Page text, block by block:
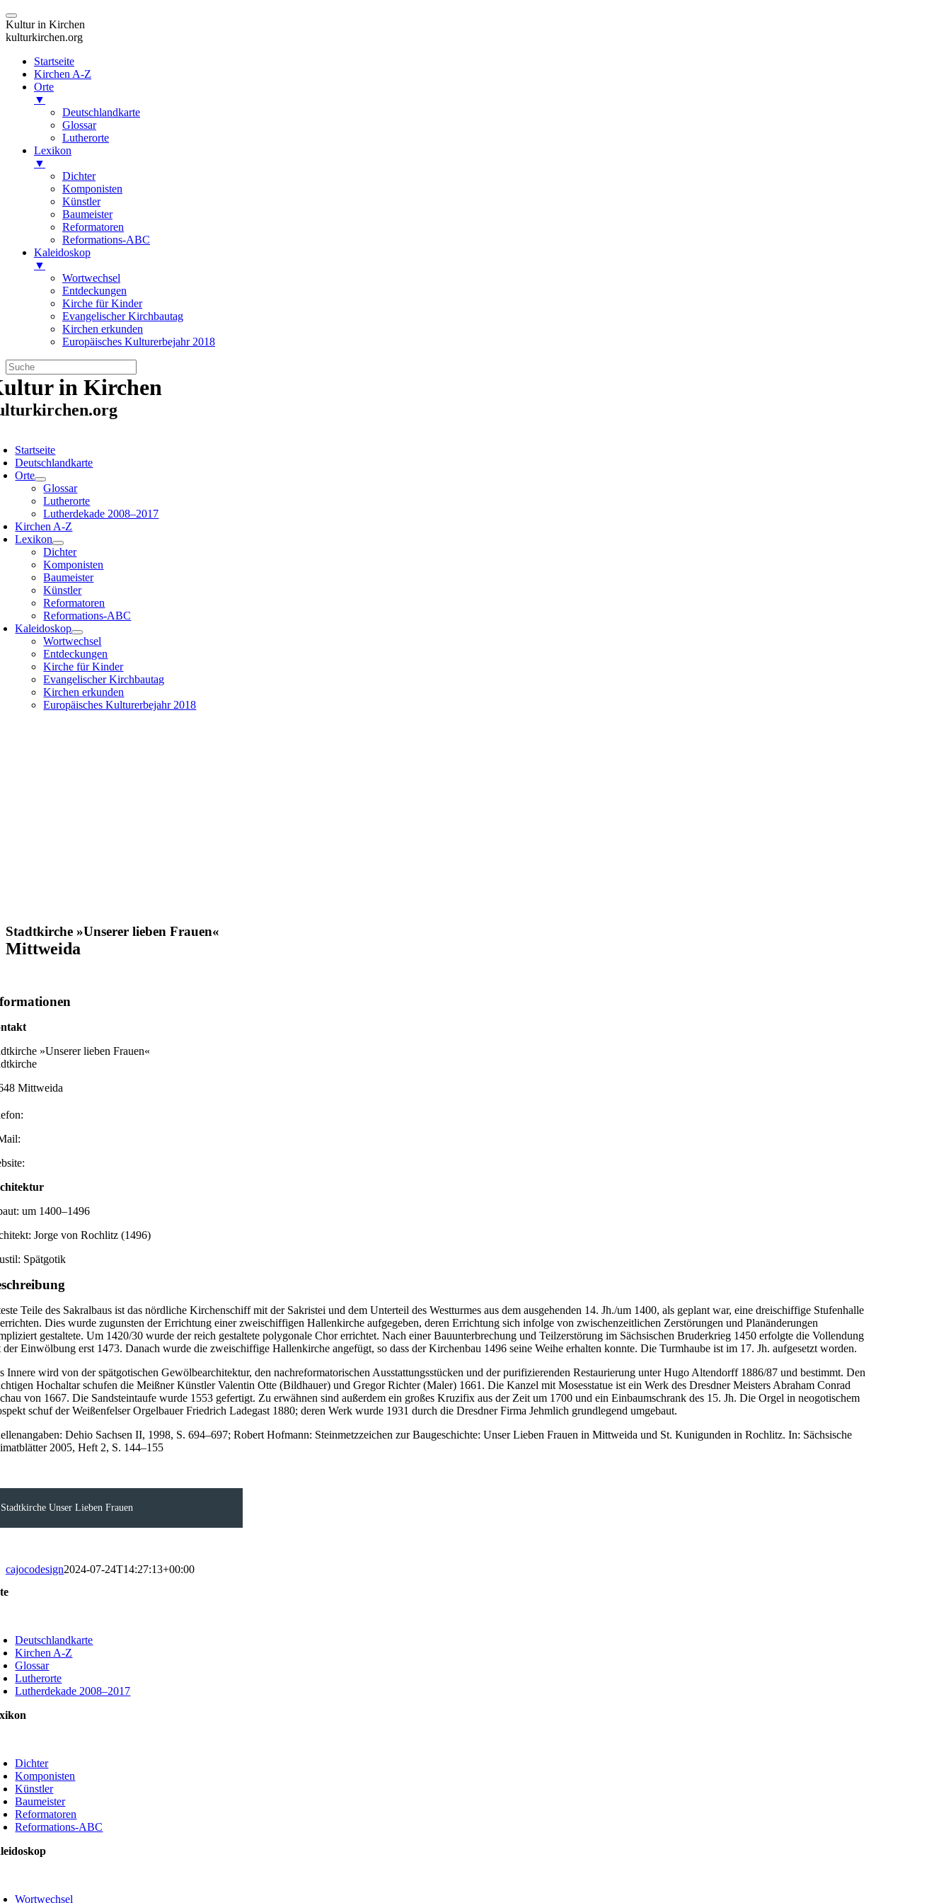
Kultur in Kirchen
kulturkirchen.org
Startseite
Kirchen A-Z
Orte
▼
Deutschlandkarte
Glossar
Lutherorte
Lexikon
▼
Dichter
Komponisten
Künstler
Baumeister
Reformatoren
Reformations-ABC
Kaleidoskop
▼
Wortwechsel
Entdeckungen
Kirche für Kinder
Evangelischer Kirchbautag
Kirchen erkunden
Europäisches Kulturerbejahr 2018
Zum
Inhalt
springen
in Kirchen
Startseite
Deutschlandkarte
Orte
Glossar
Lutherorte
Lutherdekade 2008–2017
Kirchen A-Z
Lexikon
Dichter
Komponisten
Baumeister
Künstler
Reformatoren
Reformations-ABC
Kaleidoskop
Wortwechsel
Entdeckungen
Kirche für Kinder
Evangelischer Kirchbautag
Kirchen erkunden
Europäisches Kulturerbejahr 2018
Stadtkirche »Unserer lieben Frauen«
Mittweida
»Unserer lieben Frauen«
Mittweida
um 1400–1496
Jorge von Rochlitz (1496)
Spätgotik
Teile des Sakralbaus ist das nördliche Kirchenschiff mit der Sakristei und dem Unterteil des Westturmes aus dem ausgehenden 14. Jh./um 1400, als geplant war, eine dreischiffige Stufenhalle
Dies wurde zugunsten der Errichtung einer zweischiffigen Hallenkirche aufgegeben, deren Errichtung sich infolge von zwischenzeitlichen Zerstörungen und Planänderungen
gestaltete. Um 1420/30 wurde der reich gestaltete polygonale Chor errichtet. Nach einer Bauunterbrechung und Teilzerstörung im Sächsischen Bruderkrieg 1450 erfolgte die Vollendung
der Einwölbung erst 1473. Danach wurde die zweischiffige Hallenkirche angefügt, so dass der Kirchenbau 1496 seine Weihe erhalten konnte. Die Turmhaube ist im 17. Jh. aufgesetzt worden.
Innere wird von der spätgotischen Gewölbearchitektur, den nachreformatorischen Ausstattungsstücken und der purifizierenden Restaurierung unter Hugo Altendorff 1886/87 und bestimmt. Den
Hochaltar schufen die Meißner Künstler Valentin Otte (Bildhauer) und Gregor Richter (Maler) 1661. Die Kanzel mit Mosesstatue ist ein Werk des Dresdner Meisters Abraham Conrad
von 1667. Die Sandsteintaufe wurde 1553 gefertigt. Zu erwähnen sind außerdem ein großes Kruzifix aus der Zeit um 1700 und ein Einbaumschrank des 15. Jh. Die Orgel in neogotischem
schuf der Weißenfelser Orgelbauer Friedrich Ladegast 1880; deren Werk wurde 1931 durch die Dresdner Firma Jehmlich grundlegend umgebaut.
Dehio Sachsen II, 1998, S. 694–697; Robert Hofmann: Steinmetzzeichen zur Baugeschichte: Unser Lieben Frauen in Mittweida und St. Kunigunden in Rochlitz. In: Sächsische
2005, Heft 2, S. 144–155
Stadtkirche Unser Lieben Frauen
cajocodesign2024-07-24T14:27:13+00:00
Deutschlandkarte
Kirchen A-Z
Glossar
Lutherorte
Lutherdekade 2008–2017
Dichter
Komponisten
Künstler
Baumeister
Reformatoren
Reformations-ABC
Wortwechsel